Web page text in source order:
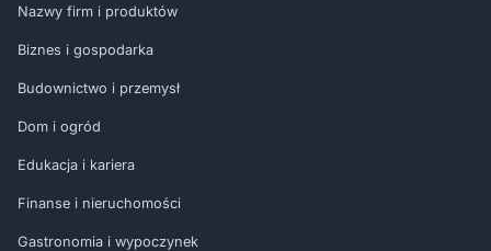
Nazwy firm i produktów
Biznes i gospodarka
Budownictwo i przemysł
Dom i ogród
Edukacja i kariera
Finanse i nieruchomości
Gastronomia i wypoczynek